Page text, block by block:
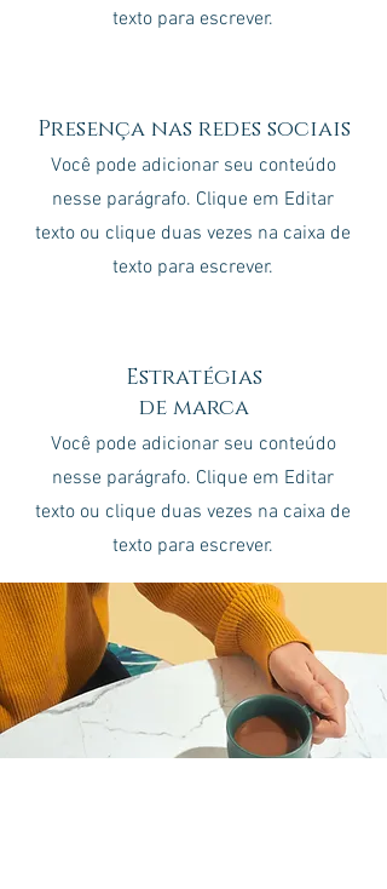
texto para escrever.
Presença nas redes sociais
Você pode adicionar seu conteúdo
nesse parágrafo. Clique em Editar
texto ou clique duas vezes na caixa de
texto para escrever.
Estratégias
de marca
Você pode adicionar seu conteúdo
nesse parágrafo. Clique em Editar
texto ou clique duas vezes na caixa de
texto para escrever.